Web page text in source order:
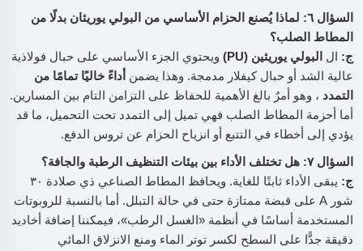
السؤال ٦: لماذا يُصنع الحزام الأساسي من البولي يوريثان بدلًا من
المطاط الصلب؟
ج: ال البولي يوريثين (PU)
ويحتوي الجزء الأساسي على حبال فولاذية
عالية الشد أو حبال كيفلار مدمجة. وهذا يضمن أداءً خاليًا تمامًا من
التمدد ، وهو أمرٌ بالغ الأهمية للحفاظ على التزامن التام بين المسارين.
أما أحزمة المطاط الصلب فهي تميل إلى التمدد تحت التحميل، ما قد
يؤدي إلى أخطاء في التتبع أو انزياح الحزام عن تروس الدفع.
السؤال ٧: هل تختلف الأداء بين بيئات التنظيف الرطبة والجافة؟
ج:
يبقى الأداء ثابتًا للغاية. ويحافظ المطاط الصناعي ذي صلادة ٣٠
شور A على قبضة ممتازة حتى في حالة التبلل. أما بالنسبة للروبوتات
المستخدمة أساسًا في أنظمة «الغسل الرطب»، فيمكننا إضافة أخاديد
دقيقة جدًّا على السطح لكسر توتر الماء ومنع الانزلاق المائي